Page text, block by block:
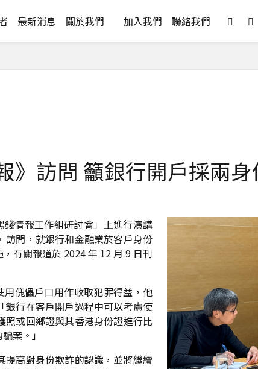
最新消息 關於我們 加入我們 聯絡我們  
》訪問 籲銀行開戶採兩身
情報工作組研討會」上進行演講
訪問，就銀行和金融業於客戶身份
有關報道於 2024 年 12 月 9 日刊
傀儡戶口用作收取犯罪得益，他
銀行在客戶開戶過程中可以考慮使
或回鄉證與其香港身份證進行比
案。」
提高對身份欺詐的認識，並將繼續